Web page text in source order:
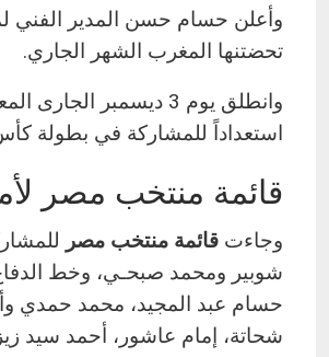
وأعلن حسام حسن المدير الفني
تحضتنها المغرب الشهر الجاري.
وانطلق يوم 3
استعداداً للمشاركة في بطولة
قائمة منتخب مصر
وجاءت قائمة منتخب مصر
شوبير ومحمد صبحـي، وخط
حسام عبد المجيد، محمد حمدي
شحاتة، إمام عاشور، أحمد سيد